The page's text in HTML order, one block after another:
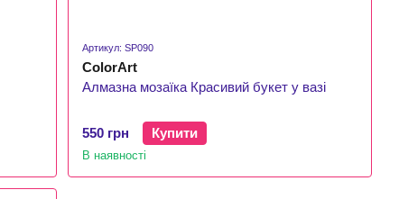
Артикул: SP090
ColorArt
Алмазна мозаїка Красивий букет у вазі
550 грн Купити
В наявності